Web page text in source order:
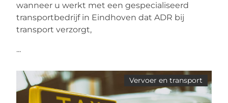
wanneer u werkt met een gespecialiseerd
transportbedrijf in Eindhoven dat ADR bij
transport verzorgt,
...
Vervoer en transport